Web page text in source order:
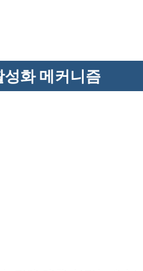
화 메커니즘